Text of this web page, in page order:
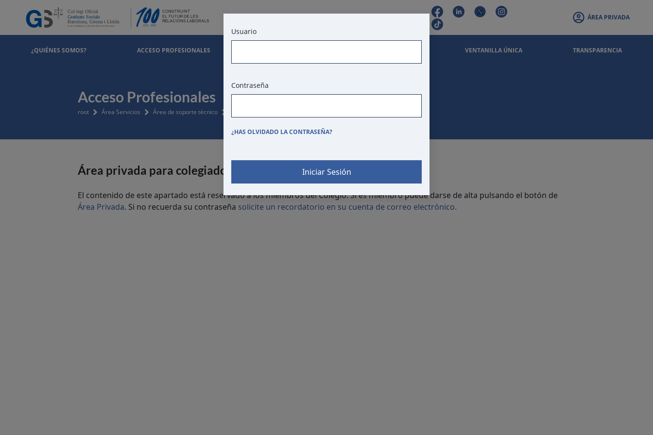
ÁREA PRIVADA
¿QUIÉNES SOMOS? ACCESO PROFESIONALES VENTANILLA ÚNICA TRANSPARENCIA
Acceso Profesionales
root Área Servicios Área de soporte técnico
Área privada para colegiados
El contenido de este apartado está reservado a los miembros del Colegio. Si es miembro puede darse de alta pulsando el botón de
Área Privada. Si no recuerda su contraseña solicite un recordatorio en su cuenta de correo electrónico.
Usuario
Contraseña
¿HAS OLVIDADO LA CONTRASEÑA?